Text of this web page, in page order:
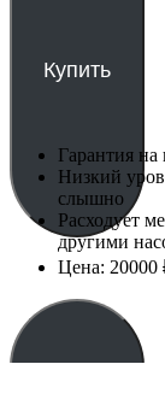
Купить
Гарантия на
Низкий
слышно
Расходует
другими
Цена: 20000